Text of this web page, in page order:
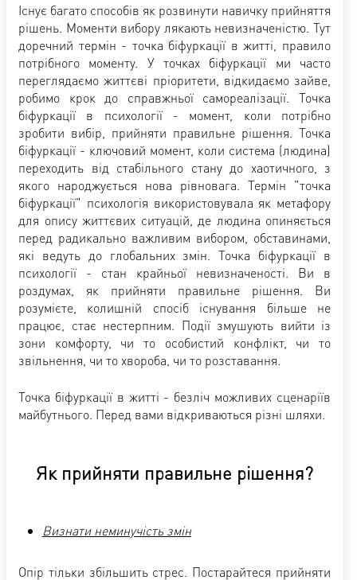
Існує багато способів як розвинути навичку прийняття
рішень. Моменти вибору лякають невизначеністю. Тут
доречний термін - точка біфуркації в житті, правило
потрібного моменту. У точках біфуркації ми часто
переглядаємо життєві пріоритети, відкидаємо зайве,
робимо крок до справжньої самореалізації. Точка
біфуркації в психології - момент, коли потрібно
зробити вибір, прийняти правильне рішення. Точка
біфуркації - ключовий момент, коли система (людина)
переходить від стабільного стану до хаотичного, з
якого народжується нова рівновага. Термін "точка
біфуркації" психологія використовувала як метафору
для опису життєвих ситуацій, де людина опиняється
перед радикально важливим вибором, обставинами,
які ведуть до глобальних змін. Точка біфуркації в
психології - стан крайньої невизначеності. Ви в
роздумах, як прийняти правильне рішення. Ви
розумієте, колишній спосіб існування більше не
працює, стає нестерпним. Події змушують вийти із
зони комфорту, чи то особистий конфлікт, чи то
звільнення, чи то хвороба, чи то розставання.
Точка біфуркації в житті - безліч можливих сценаріїв
майбутнього. Перед вами відкриваються різні шляхи.
Як прийняти правильне рішення?
Визнати неминучість змін
Опір тільки збільшить стрес. Постарайтеся прийняти